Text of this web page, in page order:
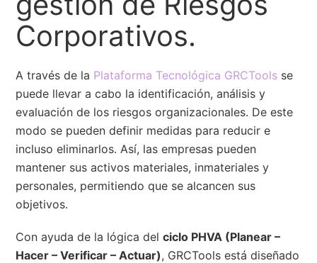
Corporativos.
A través de la Plataforma Tecnológica GRCTools se
puede llevar a cabo la identificación, análisis y
evaluación de los riesgos organizacionales. De este
modo se pueden definir medidas para reducir e
incluso eliminarlos. Así, las empresas pueden
mantener sus activos materiales, inmateriales y
personales, permitiendo que se alcancen sus
objetivos.
Con ayuda de la lógica delciclo PHVA (Planear –
Hacer – Verificar – Actuar), GRCTools está diseñado